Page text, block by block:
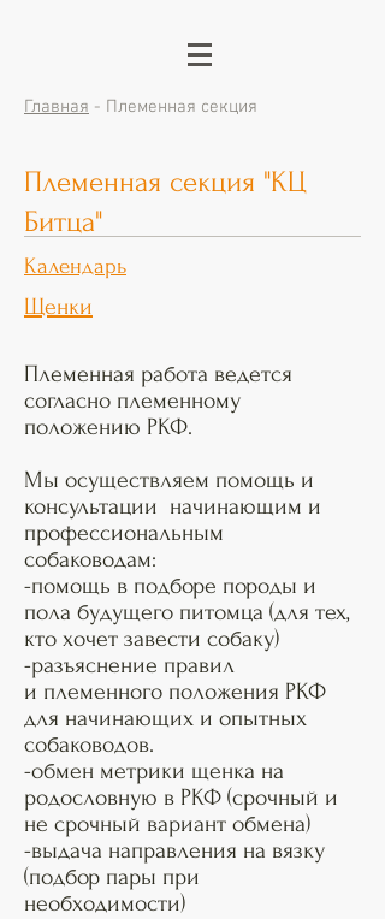
Главная - Племенная секция
Племенная секция "КЦ
Битца"
Календарь
Щенки
Племенная работа ведется
согласно племенному
положению РКФ.
Мы осуществляем помощь и
консультации начинающим и
профессиональным
собаководам:
-помощь в подборе породы и
пола будущего питомца (для тех,
кто хочет завести собаку)
-разъяснение правил
и племенного положения РКФ
для начинающих и опытных
собаководов.
-обмен метрики щенка на
родословную в РКФ (срочный и
не срочный вариант обмена)
-выдача направления на вязку
(подбор пары при
необходимости)